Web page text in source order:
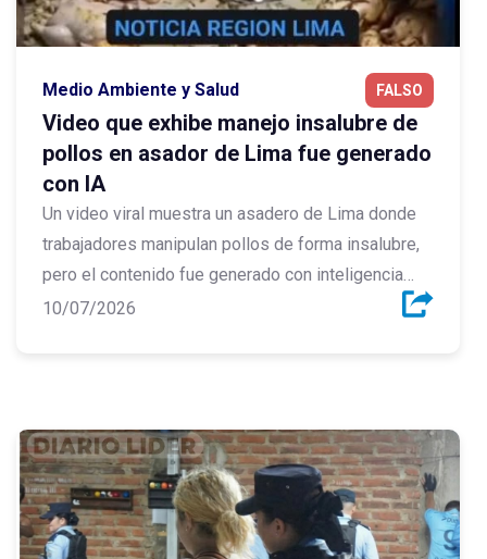
Medio Ambiente y Salud FALSO
Video que exhibe manejo insalubre de
pollos en asador de Lima fue generado
con IA
Un video viral muestra un asadero de Lima donde
trabajadores manipulan pollos de forma insalubre,
pero el contenido fue generado con inteligencia
artificial y no existen pruebas que confirmen que el
10/07/2026